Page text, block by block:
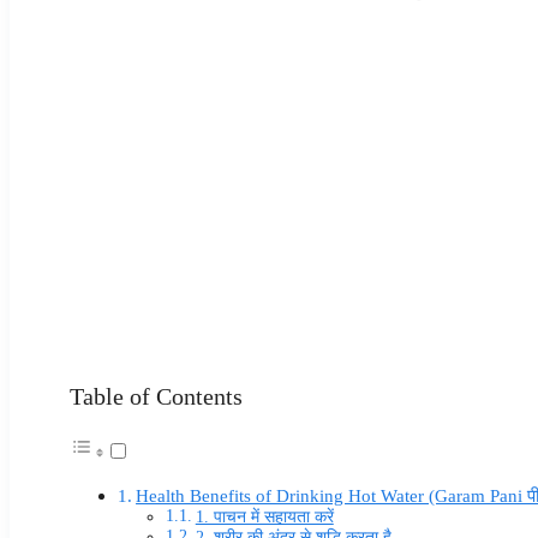
Table of Contents
Health Benefits of Drinking Hot Water (Garam Pani
1. पाचन में सहायता करें